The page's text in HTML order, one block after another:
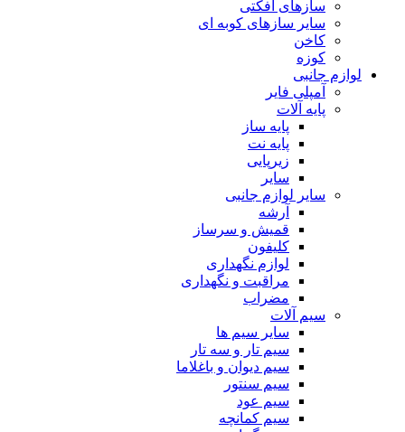
سازهای افکتی
سایر سازهای کوبه ای
کاخن
کوزه
لوازم جانبی
آمپلی فایر
پایه آلات
پایه ساز
پایه نت
زیرپایی
سایر
سایر لوازم جانبی
آرشه
قمیش و سرساز
کلیفون
لوازم نگهداری
مراقبت و نگهداری
مضراب
سیم آلات
سایر سیم ها
سیم تار و سه تار
سیم دیوان و باغلاما
سیم سنتور
سیم عود
سیم کمانچه